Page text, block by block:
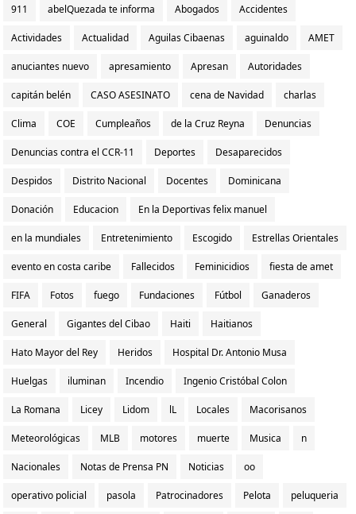
911 abelQuezada te informa Abogados Accidentes
Actividades Actualidad Aguilas Cibaenas aguinaldo AMET
anuciantes nuevo apresamiento Apresan Autoridades
capitán belén CASO ASESINATO cena de Navidad charlas
Clima COE Cumpleaños de la Cruz Reyna Denuncias
Denuncias contra el CCR-11 Deportes Desaparecidos
Despidos Distrito Nacional Docentes Dominicana
Donación Educacion En la Deportivas felix manuel
en la mundiales Entretenimiento Escogido Estrellas Orientales
evento en costa caribe Fallecidos Feminicidios fiesta de amet
FIFA Fotos fuego Fundaciones Fútbol Ganaderos
General Gigantes del Cibao Haiti Haitianos
Hato Mayor del Rey Heridos Hospital Dr. Antonio Musa
Huelgas iluminan Incendio Ingenio Cristóbal Colon
La Romana Licey Lidom lL Locales Macorisanos
Meteorológicas MLB motores muerte Musica n
Nacionales Notas de Prensa PN Noticias oo
operativo policial pasola Patrocinadores Pelota peluqueria